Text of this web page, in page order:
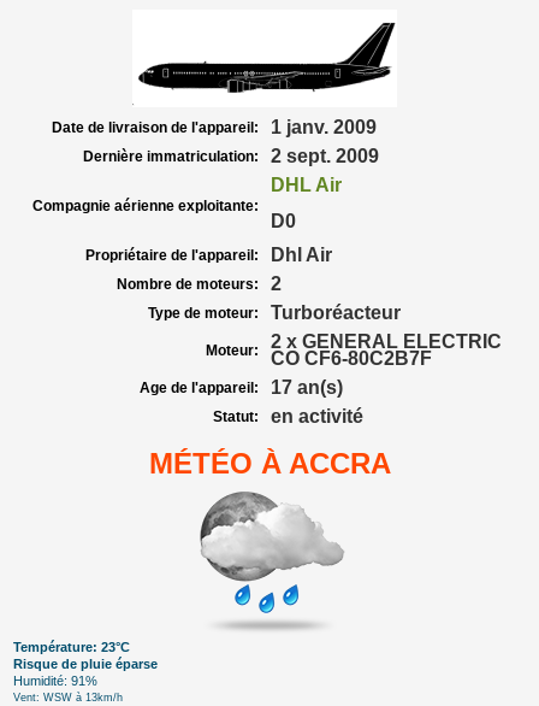
Date de livraison de l'appareil: 1 janv. 2009
Dernière immatriculation: 2 sept. 2009
Compagnie aérienne exploitante:
DHL Air
D0
Propriétaire de l'appareil: Dhl Air
Nombre de moteurs: 2
Type de moteur: Turboréacteur
Moteur:
2 x GENERAL ELECTRIC
CO CF6-80C2B7F
Age de l'appareil: 17 an(s)
Statut: en activité
MÉTÉO À ACCRA
Température: 23°C
Risque de pluie éparse
Humidité: 91%
Vent: WSW à 13km/h